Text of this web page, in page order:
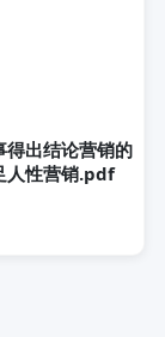
得出结论营销的
人性营销.pdf